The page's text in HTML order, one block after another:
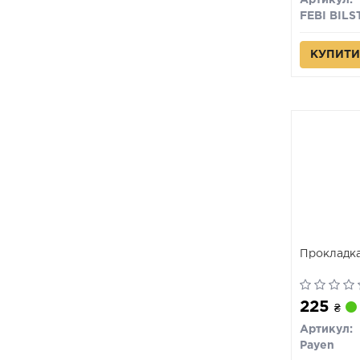
FEBI
КУПИТИ
225 ₴
Артикул:
Payen